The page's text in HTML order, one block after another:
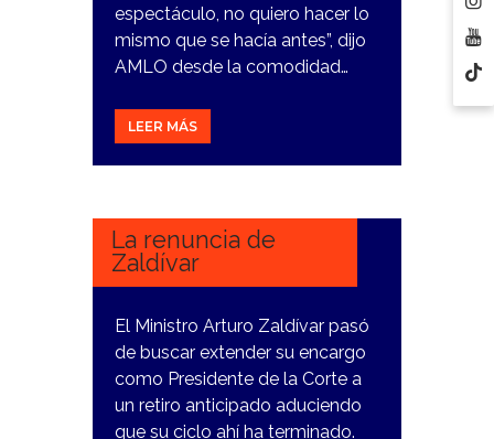
espectáculo, no quiero hacer lo
mismo que se hacía antes”, dijo
AMLO desde la comodidad…
LEER MÁS
10
La renuncia de
Zaldívar
El Ministro Arturo Zaldívar pasó
de buscar extender su encargo
como Presidente de la Corte a
un retiro anticipado aduciendo
que su ciclo ahí ha terminado.